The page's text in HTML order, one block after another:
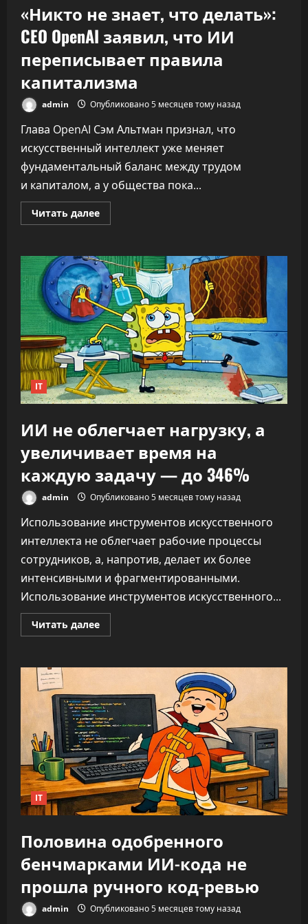
«Никто не знает, что делать»:
CEO OpenAI заявил, что ИИ
переписывает правила
капитализма
admin Опубликовано 5 месяцев тому назад
Глава OpenAI Сэм Альтман признал, что
искусственный интеллект уже меняет
фундаментальный баланс между трудом
и капиталом, а у общества пока...
Читать далееПрочитать
больше
знает,
что
делать»:
CEO
OpenAI
заявил,
что
ИИ
переписывает
правила
капитализма
IT
ИИ не облегчает нагрузку, а
увеличивает время на
каждую задачу — до 346%
admin Опубликовано 5 месяцев тому назад
Использование инструментов искусственного
интеллекта не облегчает рабочие процессы
сотрудников, а, напротив, делает их более
интенсивными и фрагментированными.
Использование инструментов искусственного...
Читать далееПрочитать
больше
а
увеличивает
время
на
каждую
задачу
—
до
346%
IT
Половина одобренного
бенчмарками ИИ-кода не
прошла ручного код-ревью
admin Опубликовано 5 месяцев тому назад